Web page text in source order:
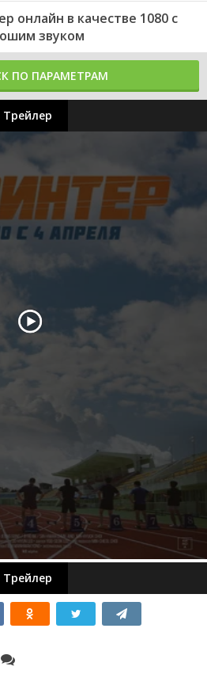
онлайн в качестве 1080 с
звуком
ПО ПАРАМЕТРАМ
Трейлер
Трейлер